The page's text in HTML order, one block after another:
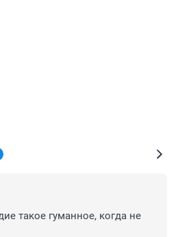
такое гуманное, когда не